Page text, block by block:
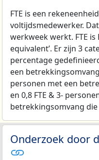
FTE is een
voltijdsmedewerker.
werkweek werkt. FTE is
equivalent’. Er zijn 3
percentage
een
personen met een
en 0,8 FTE & 3-
betrekkingsomvang die
Onderzoek door